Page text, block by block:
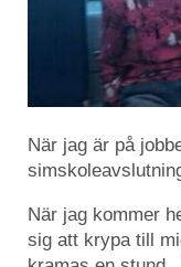
När jag är på
När jag kommer
sig att krypa till